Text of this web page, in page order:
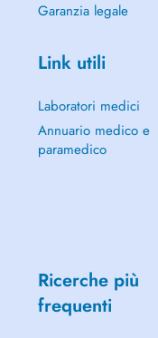
Garanzia legale
Link utili
Laboratori medici
Annuario medico e
paramedico
Ricerche più
frequenti